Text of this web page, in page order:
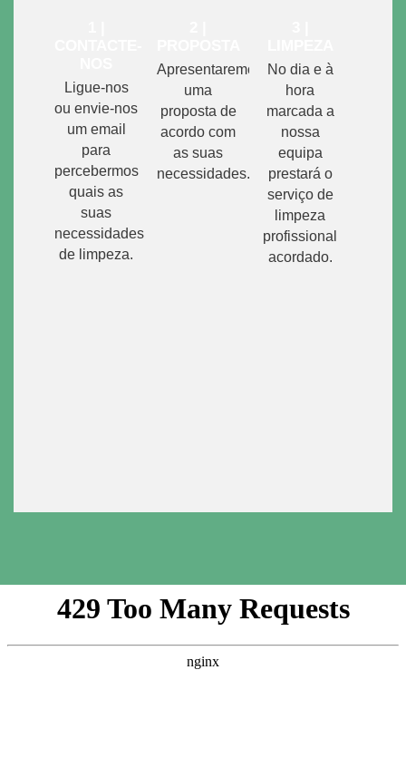
Ligue-nos
ou envie-nos
um email
para
percebermos
quais as
suas
necessidades
de limpeza.
Apresentaremos
uma
proposta de
acordo com
as suas
necessidades.
No dia e à
hora
marcada a
nossa
equipa
prestará o
serviço de
limpeza
profissional
acordado.